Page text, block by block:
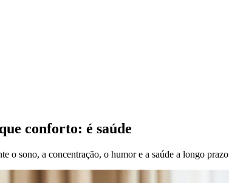
conforto: é saúde
o sono, a concentração, o humor e a saúde a longo prazo